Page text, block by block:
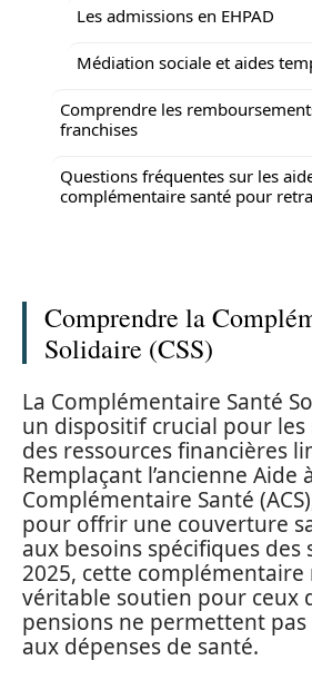
Les admissions en EHPAD
Médiation sociale et aides
Comprendre les
franchises
Questions fréquentes sur les
complémentaire santé pour
Comprendre la
Solidaire (CSS)
La Complémentaire Santé
un dispositif crucial pour
des ressources financières
Remplaçant l’ancienne Aide
Complémentaire Santé
pour offrir une couverture
aux besoins spécifiques des
2025, cette
véritable soutien pour ceux
pensions ne permettent
aux dépenses de santé.